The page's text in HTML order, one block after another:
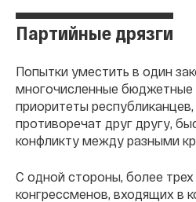
Партийные дрязги
Попытки уместить в один
многочисленные бюджетные
приоритеты
противоречат друг другу,
конфликту между разными
С одной стороны, более трех
конгрессменов, входящих в